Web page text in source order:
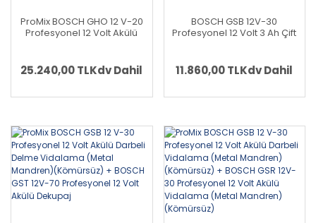
ProMix BOSCH GHO 12 V-20
Profesyonel 12 Volt Akülü
Profesyonel 12 Volt Akülü
Darbeli Delme Vidalama
(Kömürsüz)
25.240,00 TLKdv Dahil
BOSCH GSB 12V-30
Profesyonel 12 Volt 3 Ah Çift
(Kömürsüz Motor)(Bez
Çanta)
11.860,00 TLKdv Dahil